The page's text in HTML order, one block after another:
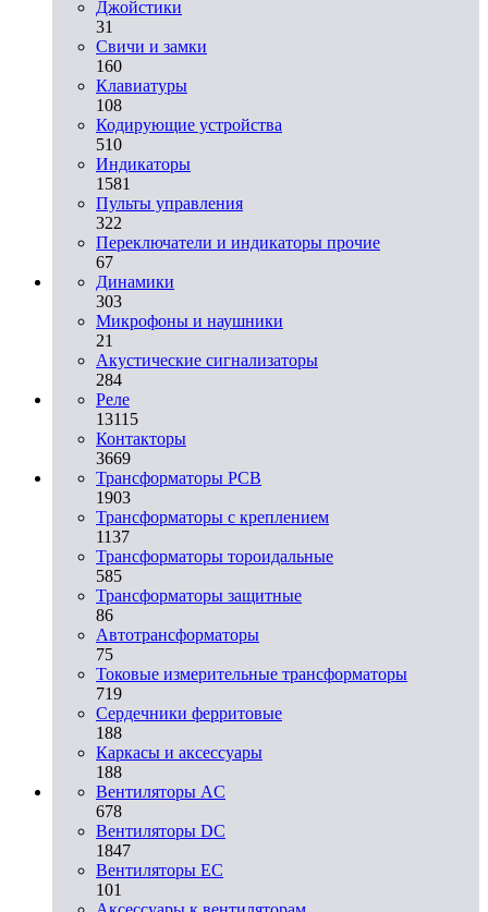
Джойстики
31
Свичи и замки
160
Клавиатуры
108
Кодирующие устройства
510
Индикаторы
1581
Пульты управления
322
Переключатели и индикаторы прочие
67
Динамики
303
Микрофоны и наушники
21
Акустические сигнализаторы
284
Реле
13115
Контакторы
3669
Трансформаторы PCB
1903
Трансформаторы с креплением
1137
Трансформаторы тороидальные
585
Трансформаторы защитные
86
Автотрансформаторы
75
Токовые измерительные трансформаторы
719
Сердечники ферритовые
188
Каркасы и аксессуары
188
Вентиляторы AC
678
Вентиляторы DC
1847
Вентиляторы EC
101